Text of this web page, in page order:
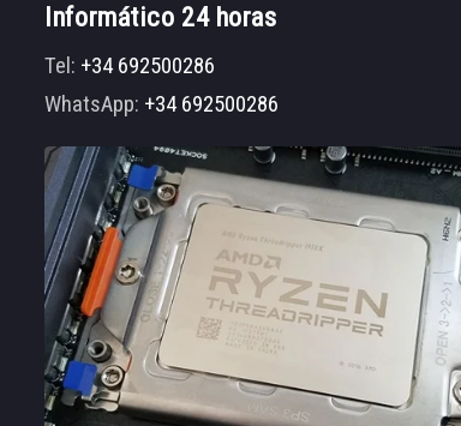
Informático 24 horas
Tel: +34 692500286
WhatsApp: +34 692500286